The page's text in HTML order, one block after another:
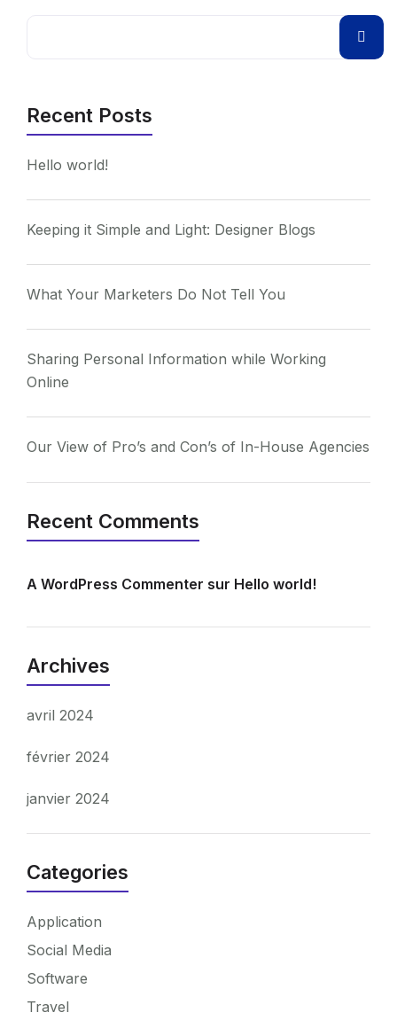
Recent Posts
Hello world!
Keeping it Simple and Light: Designer Blogs
What Your Marketers Do Not Tell You
Sharing Personal Information while Working
Online
Our View of Pro’s and Con’s of In-House Agencies
Recent Comments
A WordPress Commenter sur Hello world!
Archives
avril 2024
février 2024
janvier 2024
Categories
Application
Social Media
Software
Travel